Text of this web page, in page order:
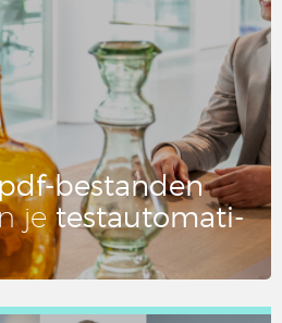
be­stan­den
jetest­au­to­ma­ti­